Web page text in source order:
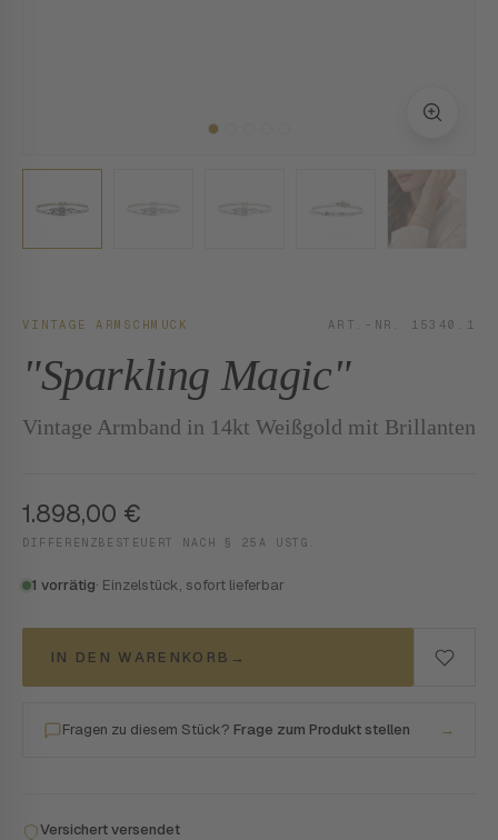
VINTAGE ARMSCHMUCK ART.-NR. 15340.1
"Sparkling Magic"
Vintage Armband in 14kt Weißgold mit Brillanten
1.898,00 €
DIFFERENZBESTEUERT NACH § 25A USTG.
1 vorrätig· Einzelstück, sofort lieferbar
IN DEN WARENKORB →
Fragen zu diesem Stück? Frage zum Produkt stellen →
Versichert versendet